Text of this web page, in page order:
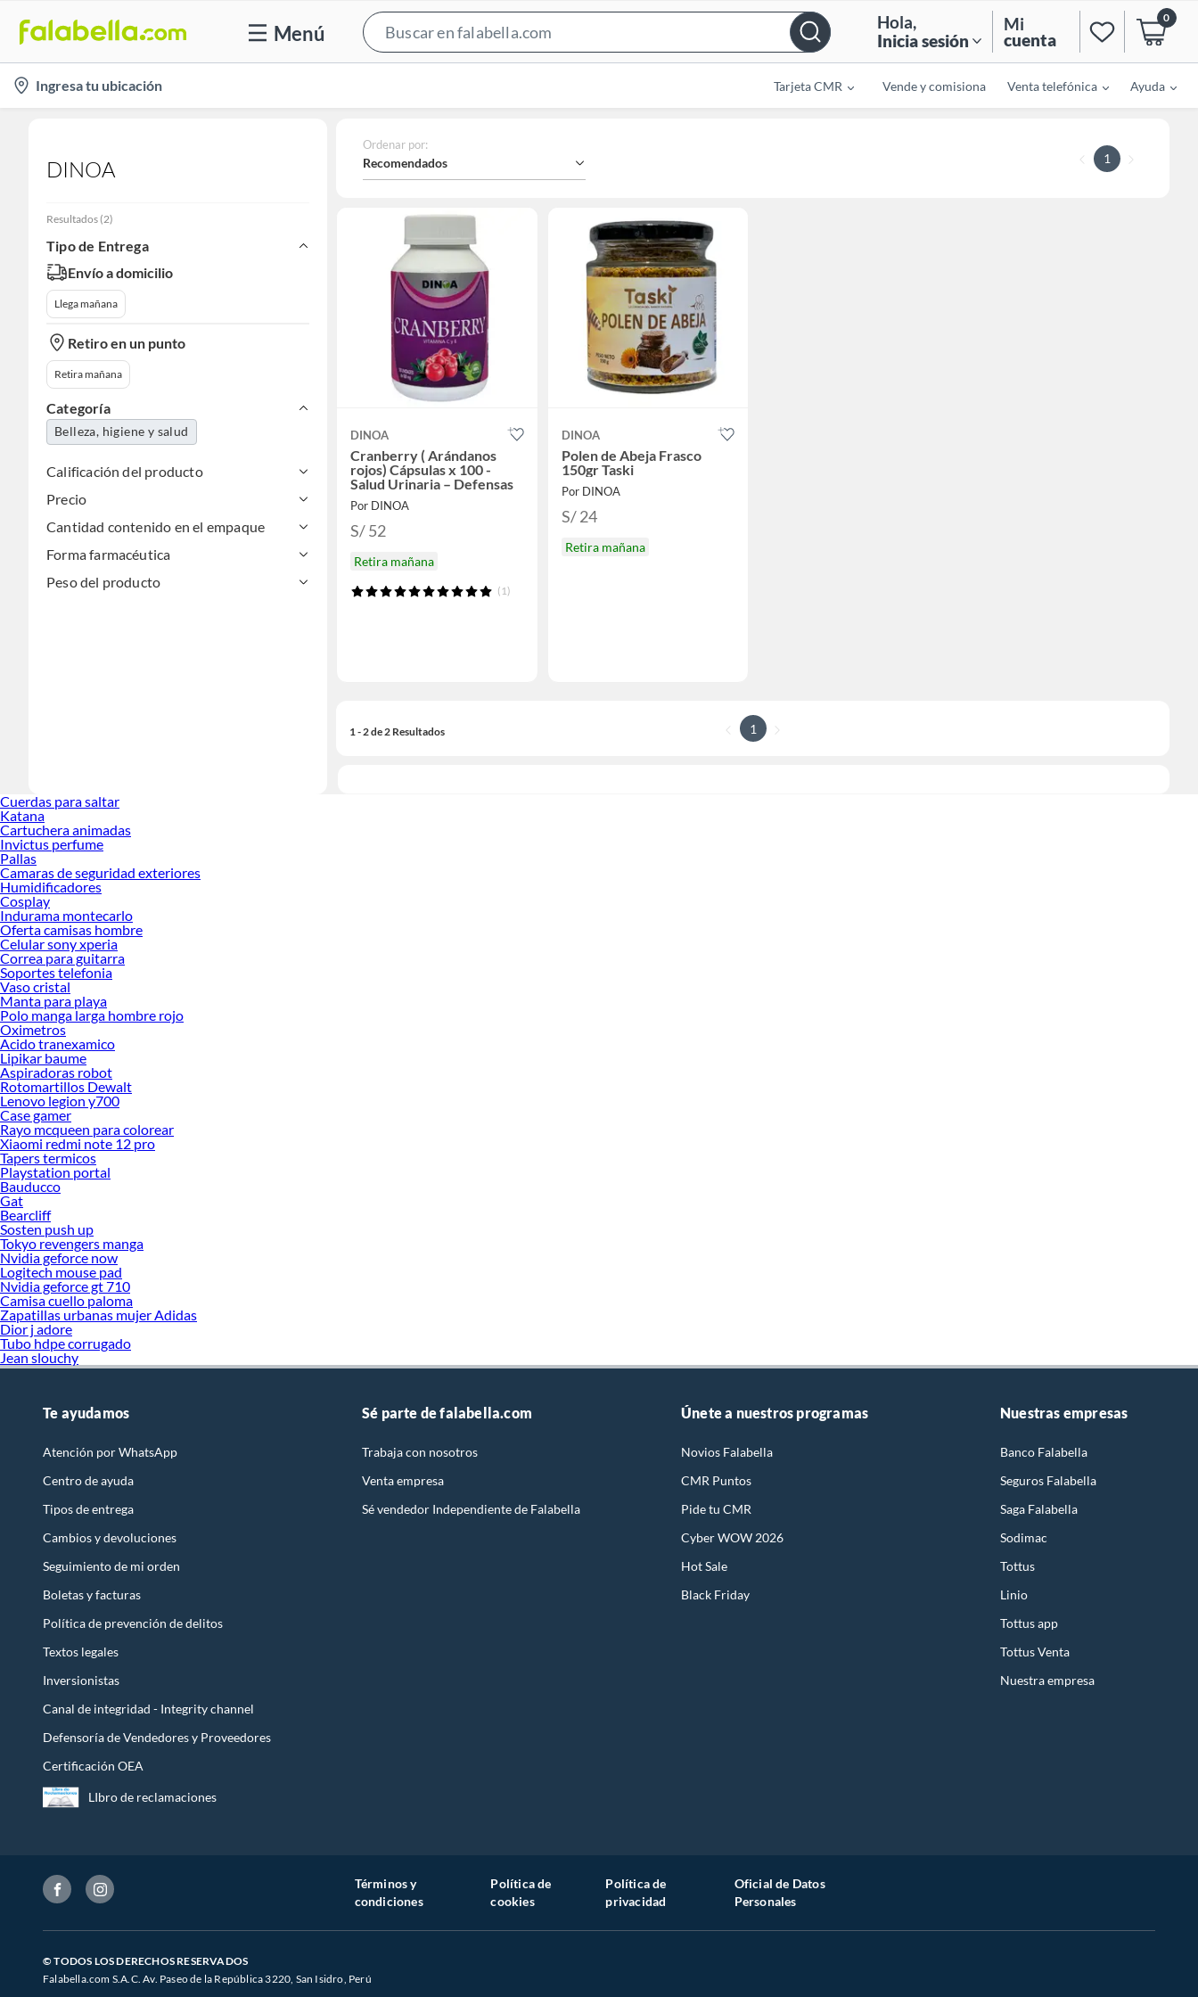
Menú
Bar
Hola,
Inicia sesión
Mi
cuenta
0
location-
icon
Ingresa tu ubicación Tarjeta CMR Vende y comisiona Venta telefónica Ayuda
DINOA
Resultados (2)
Tipo de Entrega
Envío a domicilio
Llega mañana
Retiro en un punto
Retira mañana
Categoría
Belleza, higiene y salud
Calificación del producto
Precio
Cantidad contenido en el empaque
Forma farmacéutica
Peso del producto
Ordenar por:
Recomendados 1
DINOA
Cranberry ( Arándanos
rojos) Cápsulas x 100 -
Salud Urinaria – Defensas
Por DINOA
S/ 52
Retira mañana
(1)
DINOA
Polen de Abeja Frasco
150gr Taski
Por DINOA
S/ 24
Retira mañana
1 - 2 de 2 Resultados 1
Cuerdas para saltar
Katana
Cartuchera animadas
Invictus perfume
Pallas
Camaras de seguridad exteriores
Humidificadores
Cosplay
Indurama montecarlo
Oferta camisas hombre
Celular sony xperia
Correa para guitarra
Soportes telefonia
Vaso cristal
Manta para playa
Polo manga larga hombre rojo
Oximetros
Acido tranexamico
Lipikar baume
Aspiradoras robot
Rotomartillos Dewalt
Lenovo legion y700
Case gamer
Rayo mcqueen para colorear
Xiaomi redmi note 12 pro
Tapers termicos
Playstation portal
Bauducco
Gat
Bearcliff
Sosten push up
Tokyo revengers manga
Nvidia geforce now
Logitech mouse pad
Nvidia geforce gt 710
Camisa cuello paloma
Zapatillas urbanas mujer Adidas
Dior j adore
Tubo hdpe corrugado
Jean slouchy
Te ayudamos
Atención por WhatsApp
Centro de ayuda
Tipos de entrega
Cambios y devoluciones
Seguimiento de mi orden
Boletas y facturas
Política de prevención de delitos
Textos legales
Inversionistas
Canal de integridad - Integrity channel
Defensoría de Vendedores y Proveedores
Certificación OEA
LIbro de reclamaciones
Sé parte de falabella.com
Trabaja con nosotros
Venta empresa
Sé vendedor Independiente de Falabella
Únete a nuestros programas
Novios Falabella
CMR Puntos
Pide tu CMR
Cyber WOW 2026
Hot Sale
Black Friday
Nuestras empresas
Banco Falabella
Seguros Falabella
Saga Falabella
Sodimac
Tottus
Linio
Tottus app
Tottus Venta
Nuestra empresa
Términos y
condiciones
Política de
cookies
Política de
privacidad
Oficial de Datos
Personales
© TODOS LOS DERECHOS RESERVADOS
Falabella.com S.A.C. Av. Paseo de la República 3220, San Isidro, Perú